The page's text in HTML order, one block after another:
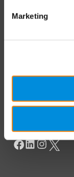
Marketing
Postbus
2509 AA Den